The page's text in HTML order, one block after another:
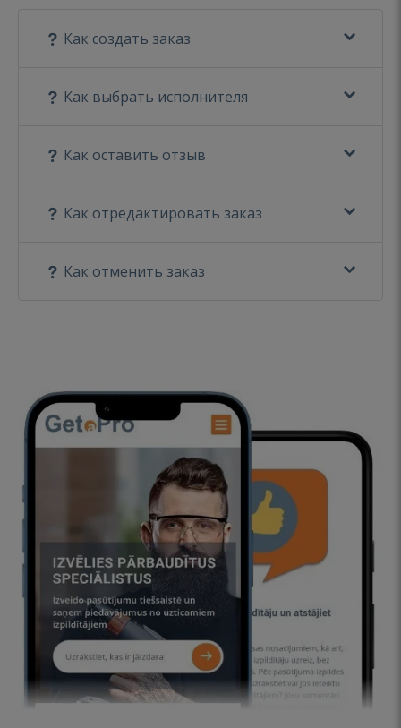
Как создать заказ
Как выбрать исполнителя
Как оставить отзыв
Как отредактировать заказ
Как отменить заказ